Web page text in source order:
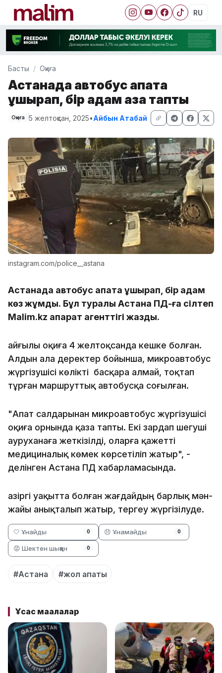
RU
Басты Оқиға
Астанада автобус апатқа
ұшырап, бір адам қаза тапты
Оқиға 5 желтоқсан, 2025•Айбын Атабай
instagram.com/police__astana
Астанада автобус апатқа ұшырап, бір адам
көз жұмды. Бұл туралы Астана ПД-ға сілтеп
Malim.kz ақпарат агенттігі жазды.
Қайғылы оқиға 4 желтоқсанда кешке болған.
Алдын ала деректер бойынша, микроавтобус
жүргізушісі көлікті басқара алмай, тоқтап
тұрған маршруттық автобусқа соғылған.
"Апат салдарынан микроавтобус жүргізушісі
оқиға орнында қаза тапты. Екі зардап шегуші
ауруханаға жеткізілді, оларға қажетті
медициналық көмек көрсетіліп жатыр", -
делінген Астана ПД хабарламасында.
Қазіргі уақытта болған жағдайдың барлық мән-
жайы анықталып жатыр, тергеу жүргізілуде.
🤍 Ұнайды 0 😞 Ұнамайды 0
😡 Шектен шыққан 0
#Астана #жол апаты
Ұқсас мақалалар